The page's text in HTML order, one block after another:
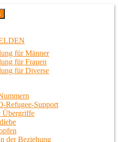
in Berlin
für Männer
für Frauen
für Diverse
Refugee-Support
Übergriffe
der Beziehung